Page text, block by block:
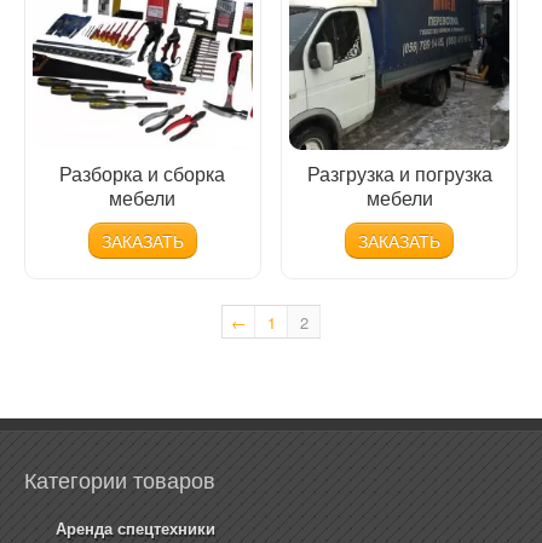
Разборка и сборка
мебели
ЗАКАЗАТЬ
Разгрузка и погрузка
мебели
ЗАКАЗАТЬ
← 1 2
Категории товаров
Аренда спецтехники